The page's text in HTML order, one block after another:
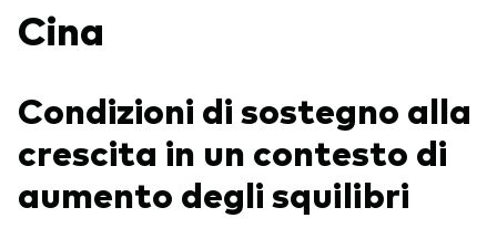
Cina
Condizioni di sostegno alla
crescita in un contesto di
aumento degli squilibri